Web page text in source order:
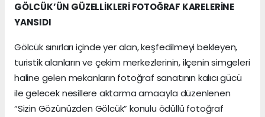
GÖLCÜK’ÜN GÜZELLİKLERİ FOTOĞRAF KARELERİNE
YANSIDI
Gölcük sınırları içinde yer alan, keşfedilmeyi bekleyen,
turistik alanların ve çekim merkezlerinin, ilçenin simgeleri
haline gelen mekanların fotoğraf sanatının kalıcı gücü
ile gelecek nesillere aktarma amacıyla düzenlenen
“Sizin Gözünüzden Gölcük” konulu ödüllü fotoğraf